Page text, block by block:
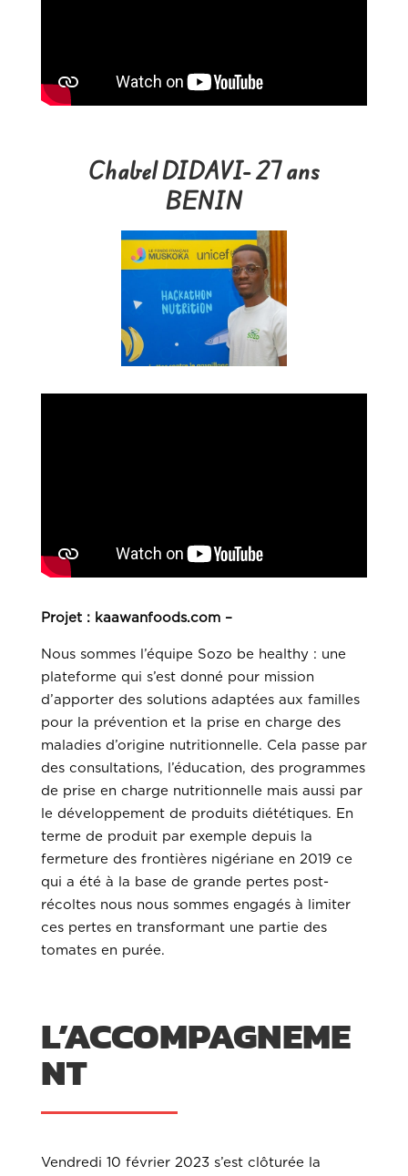
Chabel DIDAVI- 27 ans
BENIN
Projet : kaawanfoods.com –
Nous sommes l’équipe Sozo be healthy : une
plateforme qui s’est donné pour mission
d’apporter des solutions adaptées aux familles
pour la prévention et la prise en charge des
maladies d’origine nutritionnelle. Cela passe par
des consultations, l’éducation, des programmes
de prise en charge nutritionnelle mais aussi par
le développement de produits diététiques. En
terme de produit par exemple depuis la
fermeture des frontières nigériane en 2019 ce
qui a été à la base de grande pertes post-
récoltes nous nous sommes engagés à limiter
ces pertes en transformant une partie des
tomates en purée.
L’ACCOMPAGNEME
NT
Vendredi 10 février 2023 s’est clôturée la